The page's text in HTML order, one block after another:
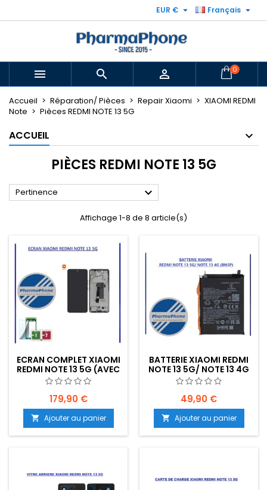
Français 
EUR € 
   0
Accueil Réparation/ Pièces Repair Xiaomi
XIAOMI REDMI
Note
Pièces REDMI NOTE 13 5G
ACCUEIL
PIÈCES REDMI NOTE 13 5G
Pertinence 
Affichage 1-8 de 8 article(s)
ECRAN COMPLET XIAOMI
REDMI NOTE 13 5G (AVEC
CHASSIS ORIGINAL) -
EMPLACEMENT: Z02-
R03-E09
179,90 €
 Ajouter au panier
BATTERIE XIAOMI REDMI
NOTE 13 5G/ NOTE 13 4G
(BN5P) EMPLACEMENT:
Z02-R09-E05
49,90 €
 Ajouter au panier